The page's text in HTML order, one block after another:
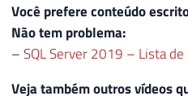
Você prefere conteúdo
Não tem problema:
–SQL Server 2019 – Lista
Veja também outros vídeos